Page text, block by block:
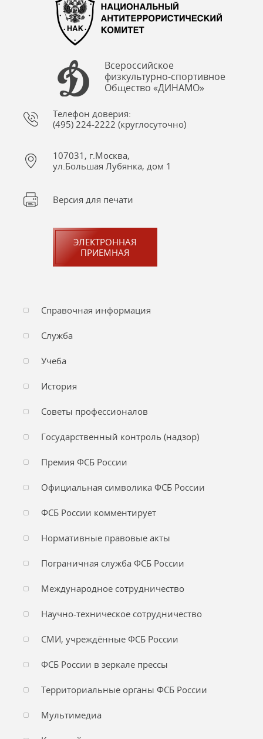
Всероссийское
физкультурно-спортивное
Общество «ДИНАМО»
Телефон доверия:
(495) 224-2222 (круглосуточно)
107031, г.Москва,
ул.Большая Лубянка, дом 1
Версия для печати
ЭЛЕКТРОННАЯ
ПРИЕМНАЯ
Справочная информация
Служба
Учеба
История
Советы профессионалов
Государственный контроль (надзор)
Премия ФСБ России
Официальная символика ФСБ России
ФСБ России комментирует
Нормативные правовые акты
Пограничная служба ФСБ России
Международное сотрудничество
Научно-техническое сотрудничество
СМИ, учреждённые ФСБ России
ФСБ России в зеркале прессы
Территориальные органы ФСБ России
Мультимедиа